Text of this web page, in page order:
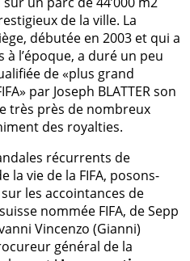
de la ville. La
débutée en 2003 et qui a
l’époque, a duré un peu
de «plus grand
par Joseph BLATTER son
très près de nombreux
des royalties.
récurrents de
vie de la FIFA, posons-
les accointances de
nommée FIFA, de Sepp
Vincenzo (Gianni)
général de la